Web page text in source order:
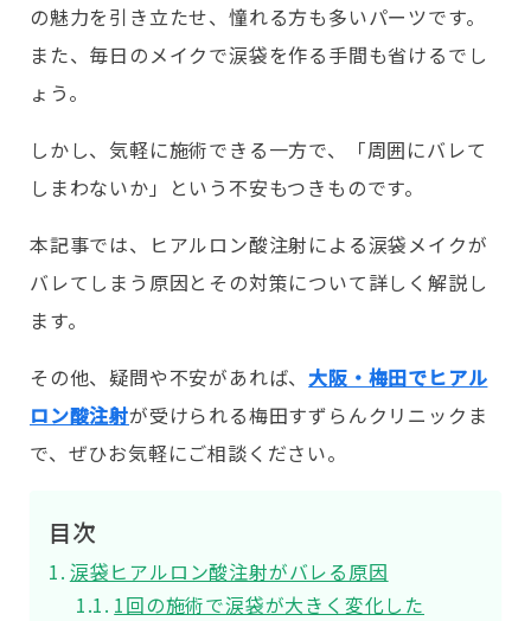
の魅力を引き立たせ、憧れる方も多いパーツです。
また、毎日のメイクで涙袋を作る手間も省けるでし
ょう。
しかし、気軽に施術できる一方で、「周囲にバレて
しまわないか」という不安もつきものです。
本記事では、ヒアルロン酸注射による涙袋メイクが
バレてしまう原因とその対策について詳しく解説し
ます。
その他、疑問や不安があれば、大阪・梅田でヒアル
ロン酸注射が受けられる梅田すずらんクリニックま
で、ぜひお気軽にご相談ください。
目次
涙袋ヒアルロン酸注射がバレる原因
1回の施術で涙袋が大きく変化した